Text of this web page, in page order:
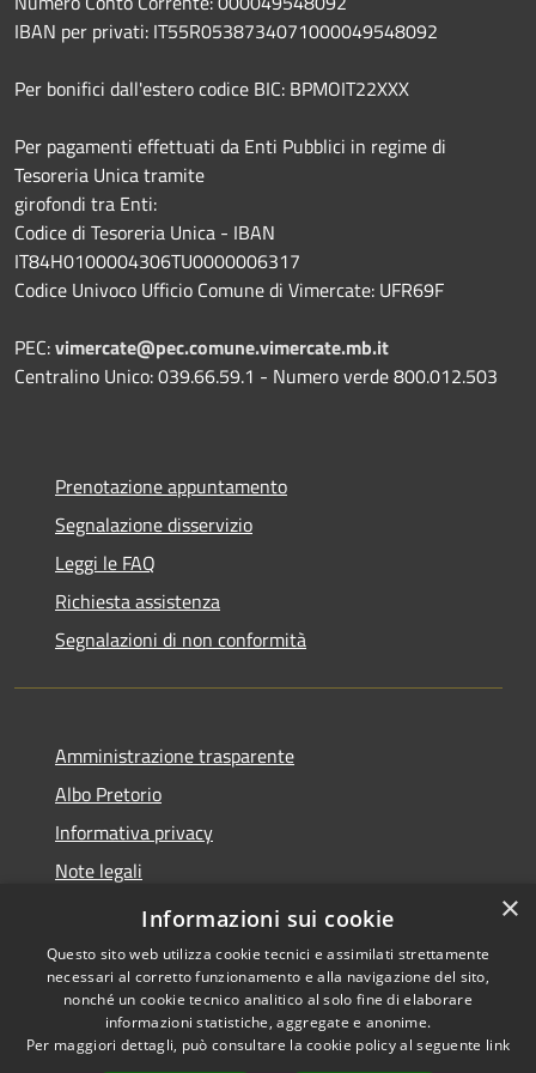
IBAN per privati: IT55R0538734071000049548092
Per bonifici dall'estero codice BIC: BPMOIT22XXX
Per pagamenti effettuati da Enti Pubblici in regime di
Tesoreria Unica tramite
girofondi tra Enti:
Codice di Tesoreria Unica - IBAN
IT84H0100004306TU0000006317
Codice Univoco Ufficio Comune di Vimercate: UFR69F
PEC:vimercate@pec.comune.vimercate.mb.it
Centralino Unico: 039.66.59.1 - Numero verde 800.012.503
Prenotazione appuntamento
Segnalazione disservizio
Leggi le FAQ
Richiesta assistenza
Segnalazioni di non conformità
Amministrazione trasparente
Albo Pretorio
Informativa privacy
Note legali
Dichiarazione di accessibilità
Accessibilità
Copyright © 2026 • Città di
Vimercate • Powered by
×
Informazioni sui cookie
Questo sito web utilizza cookie tecnici e assimilati strettamente
necessari al corretto funzionamento e alla navigazione del sito,
nonché un cookie tecnico analitico al solo fine di elaborare
informazioni statistiche, aggregate e anonime.
Per maggiori dettagli, può consultare la cookie policy al seguente link